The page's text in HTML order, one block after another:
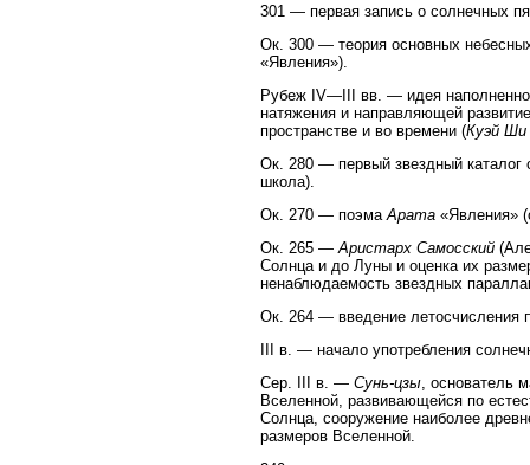
301 — первая запись о солнечных
Ок. 300 — теория основных
«Явления»).
Рубеж IV—III вв. — идея
натяжения и направляющей
пространстве и во времени (Куэй Ши
Ок. 280 — первый звездный каталог
школа).
Ок. 270 — поэма Арата «Явления»
Ок. 265 — Аристарх Самосский
Солнца и до Луны и оценка их
ненаблюдаемость звездных
Ок. 264 — введение летосчисления
III в. — начало употребления
Сер. III в. — Сунь-цзы , основатель
Вселенной, развивающейся по
Солнца, сооружение наиболее
размеров Вселенной.